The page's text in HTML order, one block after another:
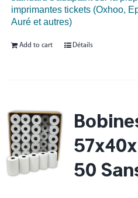
imprimantes tickets (Oxhoo,
Auré et autres)
Add to cart Détails
50